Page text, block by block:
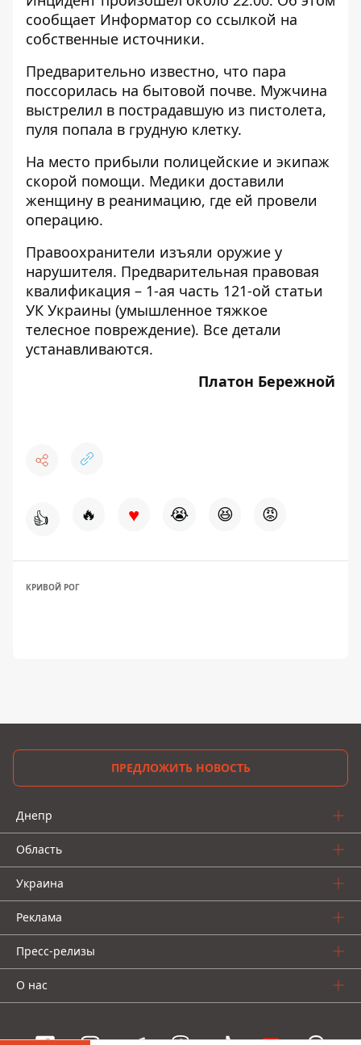
сообщает Информатор со ссылкой на
собственные источники.
Предварительно известно, что пара
поссорилась на бытовой почве. Мужчина
выстрелил в пострадавшую из пистолета,
пуля попала в грудную клетку.
На место прибыли полицейские и экипаж
скорой помощи. Медики доставили
женщину в реанимацию, где ей провели
операцию.
Правоохранители изъяли оружие у
нарушителя. Предварительная правовая
квалификация – 1-ая часть 121-ой статьи
УК Украины (умышленное тяжкое
телесное повреждение). Все детали
устанавливаются.
Платон Бережной
👍 🔥 ♥ 😭 😆 😡
КРИВОЙ РОГ
ПРЕДЛОЖИТЬ НОВОСТЬ
Днепр
Область
Украина
Реклама
Пресс-релизы
О нас